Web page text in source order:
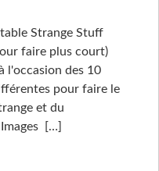
Strange Stuff
faire plus court)
l'occasion des 10
pour faire le
et du
[…]